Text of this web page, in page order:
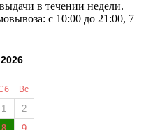
в течении недели.
с 10:00 до 21:00, 7
Вс
1
2